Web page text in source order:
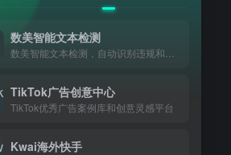
数美智能文本检测
TikTok广告创意中心
TikTok优秀广告案例库和创意灵感平台
Kwai海外快手